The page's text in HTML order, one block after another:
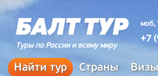
Туры по России и всему миру
моб,
+7
Найти тур Страны Визы